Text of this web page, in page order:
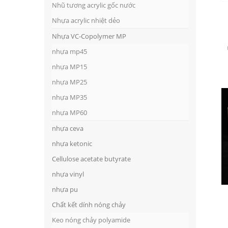
Nhũ tương acrylic gốc nước
Nhựa acrylic nhiệt dẻo
Nhựa VC-Copolymer MP
nhựa mp45
nhựa MP15
nhựa MP25
nhựa MP35
nhựa MP60
nhựa ceva
nhựa ketonic
Cellulose acetate butyrate
nhựa vinyl
nhựa pu
Chất kết dính nóng chảy
Keo nóng chảy polyamide